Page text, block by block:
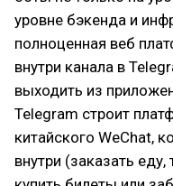
уровне бэкенда и
полноценная веб
внутри канала в
выходить из
Telegram строит
китайского WeChat,
внутри (заказать еду,